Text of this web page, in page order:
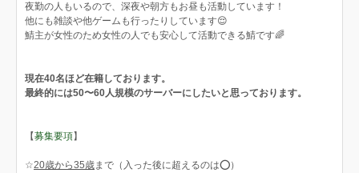
夜勤の人もいるので、深夜や朝方もお昼も活動しています！
他にも雑談や他ゲームも行ったりしています😌
鯖主が女性のため女性の人でも安心して活動できる鯖です🌈
現在40名ほど在籍しております。
最終的には50〜60人規模のサーバーにしたいと思っております。
【募集要項】
☆20歳から35歳まで（入った後に超えるのは️⭕️）